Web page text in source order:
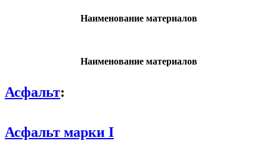
Наименование материалов
Наименование материалов
Асфальт:
Асфальт марки I